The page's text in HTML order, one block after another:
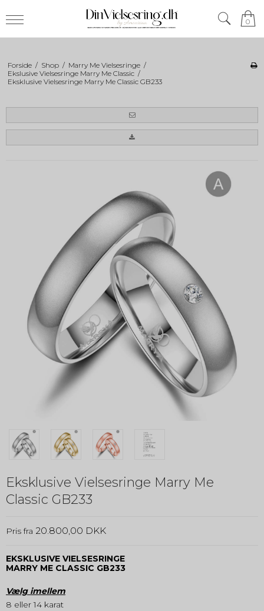
0
Forside / Shop / Marry Me Vielsesringe /
Ekslusive Vielsesringe Marry Me Classic /
Eksklusive Vielsesringe Marry Me Classic GB233
Eksklusive Vielsesringe Marry Me
Classic GB233
Pris fra 20.800,00 DKK
EKSKLUSIVE VIELSESRINGE
MARRY ME CLASSIC GB233
Vælg imellem
8 eller 14 karat